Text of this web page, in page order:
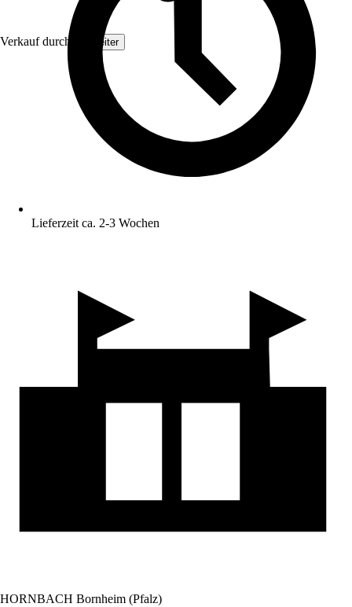
Verkauf durch: Topleiter
Lieferzeit ca. 2-3 Wochen
HORNBACH Bornheim (Pfalz)